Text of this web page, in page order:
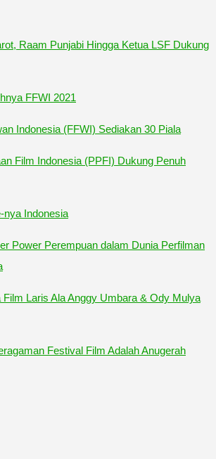
Raam Punjabi Hingga Ketua LSF Dukung
FFWI 2021
Indonesia (FFWI) Sediakan 30 Piala
Film Indonesia (PPFI) Dukung Penuh
nya Indonesia
Power Perempuan dalam Dunia Perfilman
Film Laris Ala Anggy Umbara & Ody Mulya
Festival Film Adalah Anugerah